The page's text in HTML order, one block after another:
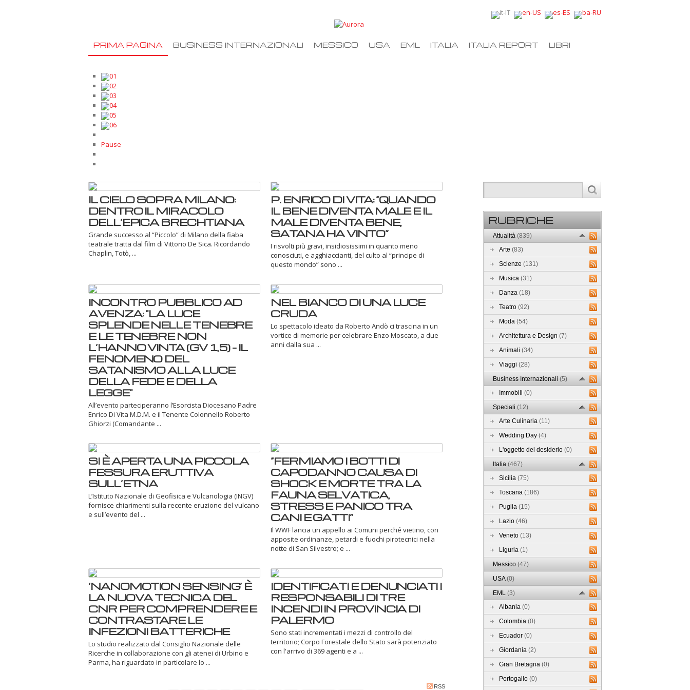
PRIMA PAGINA BUSINESS INTERNAZIONALI MESSICO USA EML ITALIA ITALIA REPORT LIBRI
01
02
03
04
05
06
Pause
IL CIELO SOPRA MILANO:
DENTRO IL MIRACOLO
DELL’EPICA BRECHTIANA
Grande successo al “Piccolo” di Milano della fiaba
teatrale tratta dal film di Vittorio De Sica. Ricordando
Chaplin, Totò, ...
P. ENRICO DI VITA: “QUANDO
IL BENE DIVENTA MALE E IL
MALE DIVENTA BENE,
SATANA HA VINTO”
I risvolti più gravi, insidiosissimi in quanto meno
conosciuti, e agghiaccianti, del culto al “principe di
questo mondo” sono ...
INCONTRO PUBBLICO AD
AVENZA: "LA LUCE
SPLENDE NELLE TENEBRE
E LE TENEBRE NON
L’HANNO VINTA (GV 1,5) - IL
FENOMENO DEL
SATANISMO ALLA LUCE
DELLA FEDE E DELLA
LEGGE"
All’evento parteciperanno l’Esorcista Diocesano Padre
Enrico Di Vita M.D.M. e il Tenente Colonnello Roberto
Ghiorzi (Comandante ...
NEL BIANCO DI UNA LUCE
CRUDA
Lo spettacolo ideato da Roberto Andò ci trascina in un
vortice di memorie per celebrare Enzo Moscato, a due
anni dalla sua ...
SI È APERTA UNA PICCOLA
FESSURA ERUTTIVA
SULL’ETNA
L’Istituto Nazionale di Geofisica e Vulcanologia (INGV)
fornisce chiarimenti sulla recente eruzione del vulcano
e sull’evento del ...
“FERMIAMO I BOTTI DI
CAPODANNO CAUSA DI
SHOCK E MORTE TRA LA
FAUNA SELVATICA,
STRESS E PANICO TRA
CANI E GATTI”
Il WWF lancia un appello ai Comuni perché vietino, con
apposite ordinanze, petardi e fuochi pirotecnici nella
notte di San Silvestro; e ...
‘NANOMOTION SENSING’ È
LA NUOVA TECNICA DEL
CNR PER COMPRENDERE E
CONTRASTARE LE
INFEZIONI BATTERICHE
Lo studio realizzato dal Consiglio Nazionale delle
Ricerche in collaborazione con gli atenei di Urbino e
Parma, ha riguardato in particolare lo ...
IDENTIFICATI E DENUNCIATI I
RESPONSABILI DI TRE
INCENDI IN PROVINCIA DI
PALERMO
Sono stati incrementati i mezzi di controllo del
territorio; Corpo Forestale dello Stato sarà potenziato
con l'arrivo di 369 agenti e a ...
RSS
RUBRICHE
Attualità(839)
Arte(83)
Scienze(131)
Musica(31)
Danza(18)
Teatro(92)
Moda(54)
Architettura e Design(7)
Animali(34)
Viaggi(28)
Business Internazionali(5)
Immobili(0)
Speciali(12)
Arte Culinaria(11)
Wedding Day(4)
L'oggetto del desiderio(0)
Italia(467)
Sicilia(75)
Toscana(186)
Puglia(15)
Lazio(46)
Veneto(13)
Liguria(1)
Messico(47)
USA(0)
EML(3)
Albania(0)
Colombia(0)
Ecuador(0)
Giordania(2)
Gran Bretagna(0)
Portogallo(0)